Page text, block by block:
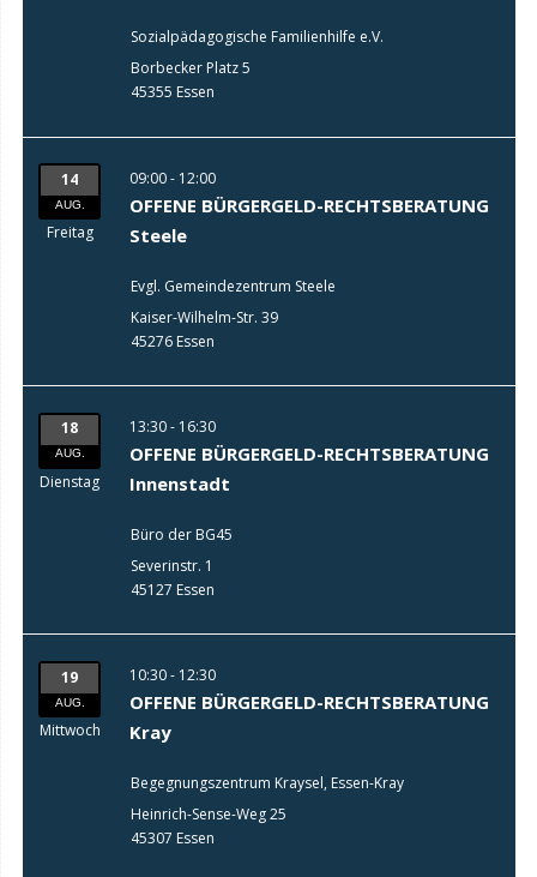
Sozialpädagogische Familienhilfe e.V.
Borbecker Platz 5
45355 Essen
14
AUG.
Freitag
09:00 - 12:00
OFFENE BÜRGERGELD-RECHTSBERATUNG
Steele
Evgl. Gemeindezentrum Steele
Kaiser-Wilhelm-Str. 39
45276 Essen
18
AUG.
Dienstag
13:30 - 16:30
OFFENE BÜRGERGELD-RECHTSBERATUNG
Innenstadt
Büro der BG45
Severinstr. 1
45127 Essen
19
AUG.
Mittwoch
10:30 - 12:30
OFFENE BÜRGERGELD-RECHTSBERATUNG
Kray
Begegnungszentrum Kraysel, Essen-Kray
Heinrich-Sense-Weg 25
45307 Essen